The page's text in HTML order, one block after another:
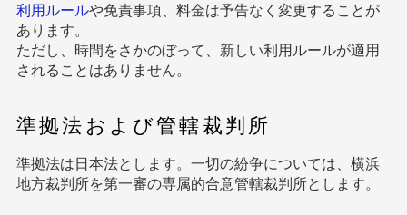
利用ルールや免責事項、料金は予告なく変更することが
あります。
ただし、時間をさかのぼって、新しい利用ルールが適用
されることはありません。
準拠法および管轄裁判所
準拠法は日本法とします。一切の紛争については、横浜
地方裁判所を第一審の専属的合意管轄裁判所とします。